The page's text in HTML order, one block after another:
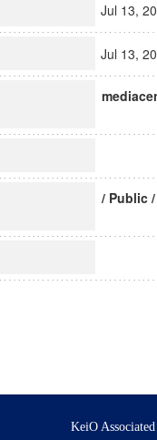
Jul 13,
Jul 13,
/ Public /
KeiO